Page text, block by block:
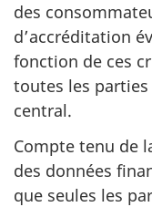
des
d’accréditation
fonction de ces
toutes les
central.
Compte tenu de
des données
que seules les